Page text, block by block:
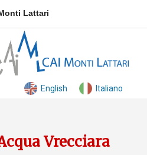
Lattari
English Italiano
Vrecciara